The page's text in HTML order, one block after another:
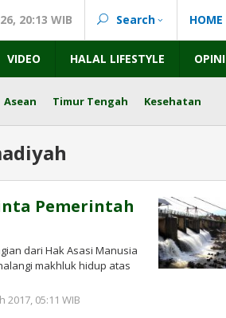
20:13 WIB Search HOME
VIDEO HALAL LIFESTYLE OPINI
Asean Timur Tengah Kesehatan
Pemerintah
dari Hak Asasi Manusia
makhluk hidup atas
2017, 05:11 WIB